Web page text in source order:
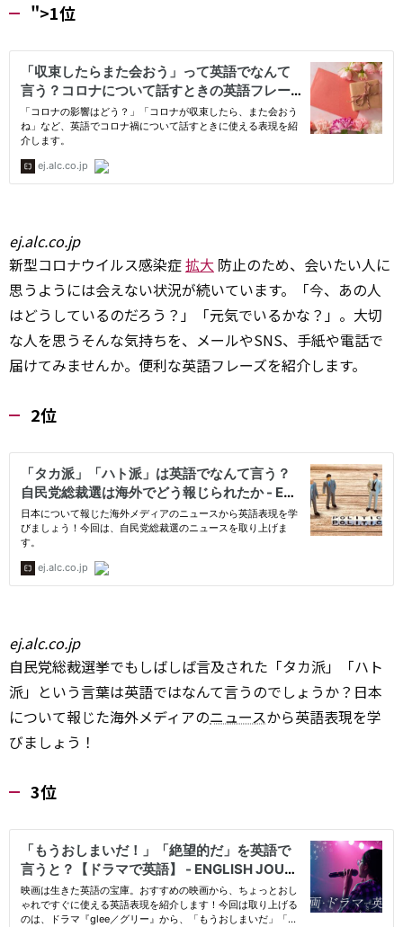
">1位
ej.alc.co.jp
新型コロナウイルス感染症拡大 防止のため、会いたい人に
思うようには会えない状況が続いています。「今、あの人
はどうしているのだろう？」「元気でいるかな？」。大切
な人を思うそんな気持ちを、メールやSNS、手紙や電話で
届けてみませんか。便利な英語フレーズを紹介します。
2位
ej.alc.co.jp
自民党総裁選挙でもしばしば言及された「タカ派」「ハト
派」という言葉は英語ではなんて言うのでしょうか？日本
について報じた海外メディアのニュースから英語表現を学
びましょう！
3位